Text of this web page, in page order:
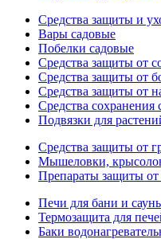
Средства защиты и
Вары садовые
Побелки садовые
Средства защиты от
Средства защиты от
Средства защиты от
Средства сохранения
Подвязки для
Средства защиты от
Мышеловки,
Препараты защиты от
Печи для бани и
Термозащита для
Баки